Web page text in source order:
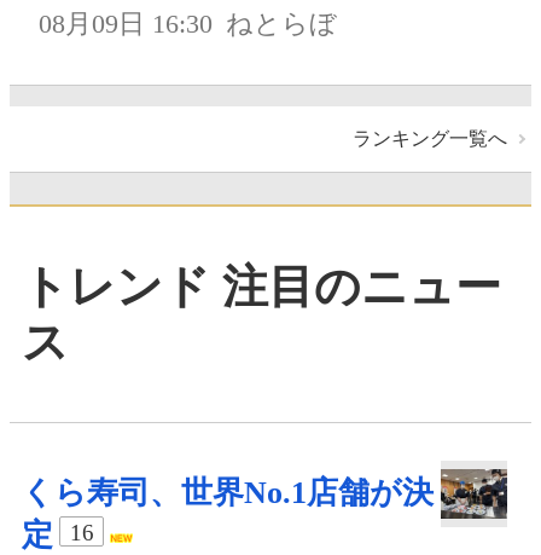
08月09日 16:30 ねとらぼ
ランキング一覧へ
トレンド 注目のニュー
ス
くら寿司、世界No.1店舗が決
定
16